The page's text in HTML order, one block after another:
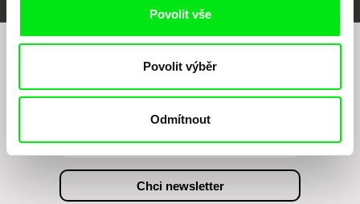
Povolit vše
Povolit výběr
Odmítnout
Chcete být pravidelně informováni o našem